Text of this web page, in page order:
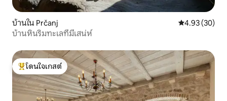
บ้านใน Prčanj คะแนนเฉลี่ย
4.93 (30)
บ้านหินริมทะเลที่มีเสน่ห์
โดนใจเกสต์ที่สุด
โดนใจเกสต์